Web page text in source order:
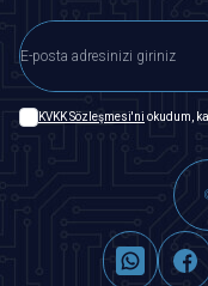
KVKK Sözleşmesi'ni okudum,